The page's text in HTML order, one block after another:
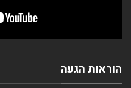
הוראות הגעה